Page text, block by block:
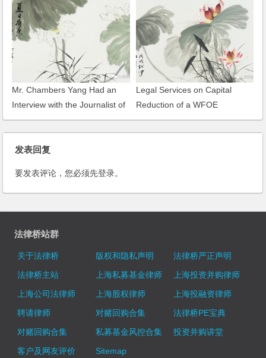
Mr. Chambers Yang Had an
Interview with the Journalist of
Press TV on the Security
Review on Foreign M&A
Legal Services on Capital
Reduction of a WFOE
发表回复
要发表评论，您必须先登录。
法律桥站群
关于法律桥 版权和隐私声明
法律桥严正声明
法律桥主站
上海私募基金律师
上海投资并购律师
上海公司法律师
上海股权律师
上海投融资律师
聘请律师
对赌回购合集
法律桥PE宝典
对赌回购合集
私募基金风控合集
投资并购讲堂
客户及网友评价
Sitemap